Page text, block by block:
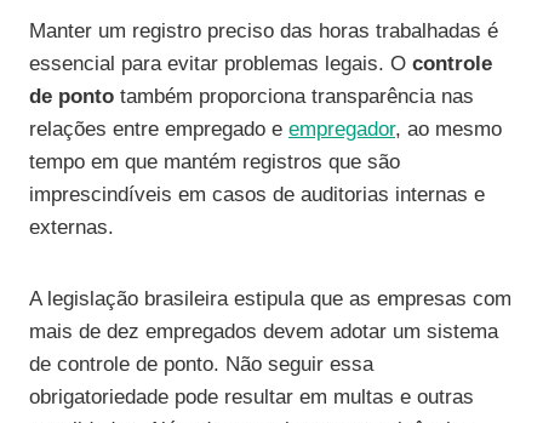
Manter um registro preciso das horas trabalhadas é
essencial para evitar problemas legais. O controle
de ponto também proporciona transparência nas
relações entre empregado e empregador, ao mesmo
tempo em que mantém registros que são
imprescindíveis em casos de auditorias internas e
externas.
A legislação brasileira estipula que as empresas com
mais de dez empregados devem adotar um sistema
de controle de ponto. Não seguir essa
obrigatoriedade pode resultar em multas e outras